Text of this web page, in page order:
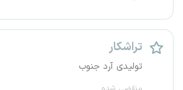
تراشکار
تولیدی آرد جنوب